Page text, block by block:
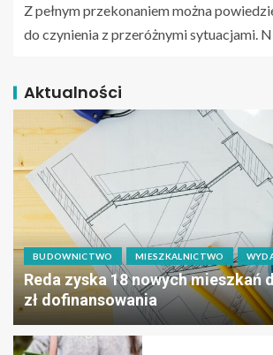
Z pełnym przekonaniem można
do czynienia z przeróżnymi sytuacjami.
Aktualności
BUDOWNICTWO MIESZKALNICTWO
Reda zyska 18 nowych mieszkań
zł dofinansowania